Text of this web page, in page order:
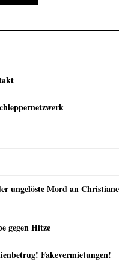
ungelöste Mord an Christiane
gegen Hitze
Fakevermietungen!